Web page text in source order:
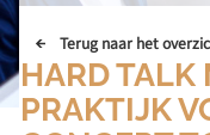
Terug naar het
HARD TALK
PRAKTIJK